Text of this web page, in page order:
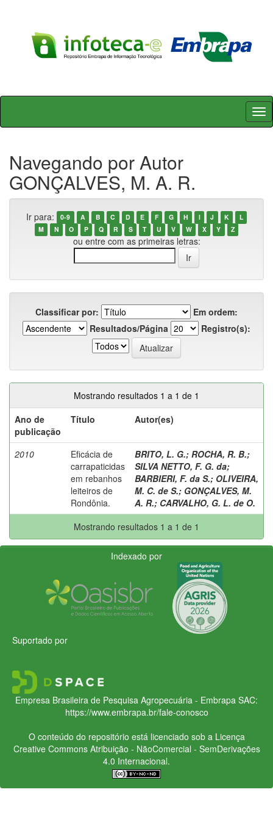
Skip
Navegando por Autor
GONÇALVES, M. A. R.
Ir para: 0-9 A B C D E F G H I J K
L
M
N O P Q R S T U V W X Y Z
ou entre com as primeiras letras:
Classificar por:
Em ordem:
Resultados/Página
Registro(s):
Mostrando resultados 1 a 1 de 1
Ano de
publicação
Título Autor(es)
2010
Eficácia de
carrapaticidas
em rebanhos
leiteiros de
Rondônia.
BRITO, L. G.; ROCHA, R. B.;
SILVA NETTO, F. G. da;
BARBIERI, F. da S.; OLIVEIRA,
M. C. de S.; GONÇALVES, M.
A. R.; CARVALHO, G. L. de O.
Mostrando resultados 1 a 1 de 1
Indexado por
Suportado por
Empresa Brasileira de Pesquisa Agropecuária - Embrapa SAC:
https://www.embrapa.br/fale-conosco
O conteúdo do repositório está licenciado sob a Licença
Creative CommonsAtribuição - NãoComercial - SemDerivações
4.0 Internacional.